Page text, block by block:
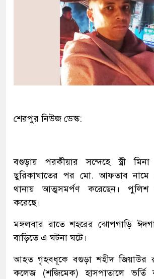
শেরপুর নিউজ ডেস্ক:
বগুড়ায় পরকীয়ার সন্দেহে স্ত্রী
ছুরিকাঘাতের পর মো. আফতাব নামে
থানায় আত্মসমর্পণ করেছেন। পুলিশ
করেছে।
মঙ্গলবার রাতে শহরের ঝোপগাড়ি
বাড়িতে এ ঘটনা ঘটে।
আহত গৃহবধূকে বগুড়া শহীদ জিয়াউর
কলেজ (শজিমেক) হাসপাতালে ভর্তি